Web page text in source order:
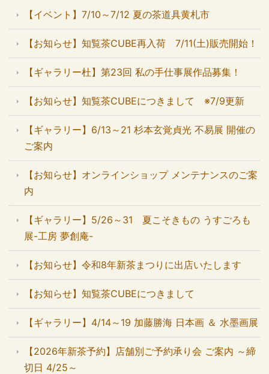
【イベント】7/10～7/12 夏の茶道具黄札市
【お知らせ】知覧茶CUBE再入荷 7/11(土)販売開始！
【ギャラリー杜】第23回 私の手仕事展作品募集！
【お知らせ】知覧茶CUBEにつきまして ※7/9更新
【ギャラリー】6/13～21 杉本玄覚貞光 不易展 開催の
ご案内
【お知らせ】オンラインショップ メンテナンスのご案
内
【ギャラリー】5/26～31 夏こそきもの うすごろも
展-工房 夢創庵-
【お知らせ】令和8年新茶まつりに出店いたします
【お知らせ】知覧茶CUBEにつきまして
【ギャラリー】4/14～19 加藤勝海 日本画 ＆ 水墨画展
【2026年新茶予約】店舗別ご予約承り会 ご案内 ～締
切日 4/25～